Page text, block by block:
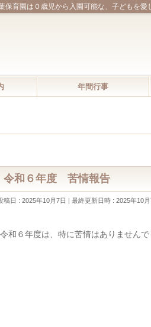
育園は０歳児から入園可能な、子どもを愛
年間行事
令和６年度 苦情報告
稿日 : 2025年10月7日 最終更新日時 : 2025年10月
令和６年度は、特に苦情はありませんで